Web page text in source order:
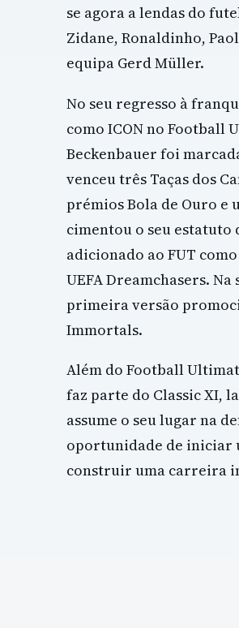
se agora a lendas do
Zidane, Ronaldinho,
equipa Gerd Müller.
No seu regresso à
como ICON no Football
Beckenbauer foi
venceu três Taças dos
prémios Bola de Ouro e
cimentou o seu estatuto
adicionado ao FUT
UEFA Dreamchasers.
primeira versão
Immortals.
Além do Football
faz parte do Classic XI,
assume o seu lugar na
oportunidade de iniciar
construir uma carreira